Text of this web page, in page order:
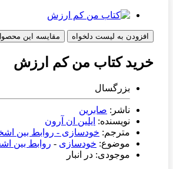
افزودن به لیست دلخواه مقایسه این
خرید کتاب من کم ارزش
بزرگسال
ناشر: صابرین
نویسنده: ایلین ان آرون
مترجم: خودسازی - روابط بین
موضوع: خودسازی - روابط بین
موجودی: در انبار